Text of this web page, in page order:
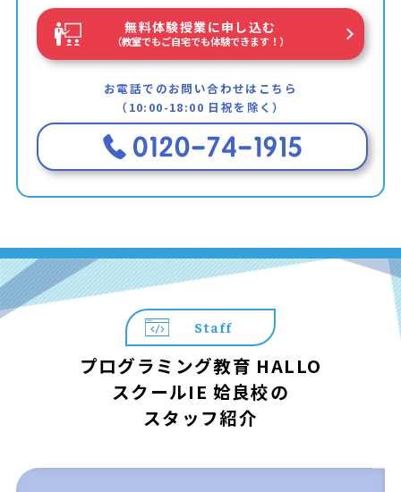
無料体験授業に申し込む
（教室でもご自宅でも体験できます！）
お電話でのお問い合わせはこちら
（10:00-18:00 日祝を除く）
Staff
プログラミング教育 HALLO
スクールIE 姶良校の
スタッフ紹介